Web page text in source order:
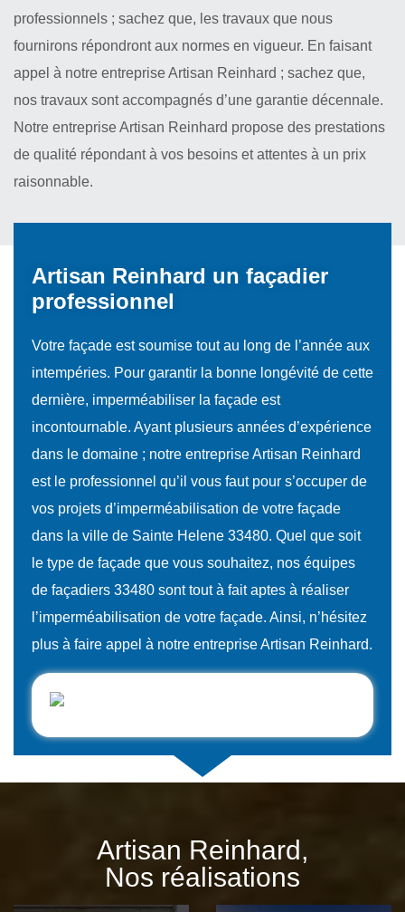
professionnels ; sachez que, les travaux que nous
fournirons répondront aux normes en vigueur. En faisant
appel à notre entreprise Artisan Reinhard ; sachez que,
nos travaux sont accompagnés d’une garantie décennale.
Notre entreprise Artisan Reinhard propose des prestations
de qualité répondant à vos besoins et attentes à un prix
raisonnable.
Artisan Reinhard un façadier
professionnel
Votre façade est soumise tout au long de l’année aux
intempéries. Pour garantir la bonne longévité de cette
dernière, imperméabiliser la façade est
incontournable. Ayant plusieurs années d’expérience
dans le domaine ; notre entreprise Artisan Reinhard
est le professionnel qu’il vous faut pour s’occuper de
vos projets d’imperméabilisation de votre façade
dans la ville de Sainte Helene 33480. Quel que soit
le type de façade que vous souhaitez, nos équipes
de façadiers 33480 sont tout à fait aptes à réaliser
l’imperméabilisation de votre façade. Ainsi, n’hésitez
plus à faire appel à notre entreprise Artisan Reinhard.
Artisan Reinhard,
Nos réalisations